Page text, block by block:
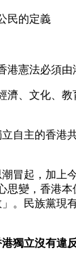
民的定義
港憲法必須由
濟、文化、
自主的香港
冒起，加上
思變，香港
。民族黨現
獨立沒有違